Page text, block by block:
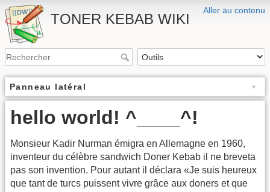
Aller au contenu
TONER KEBAB WIKI
Panneau latéral
hello world! ^____^!
Monsieur Kadir Nurman émigra en Allemagne en 1960,
inventeur du célèbre sandwich Doner Kebab il ne breveta
pas son invention. Pour autant il déclara «Je suis heureux
que tant de turcs puissent vivre grâce aux doners et que